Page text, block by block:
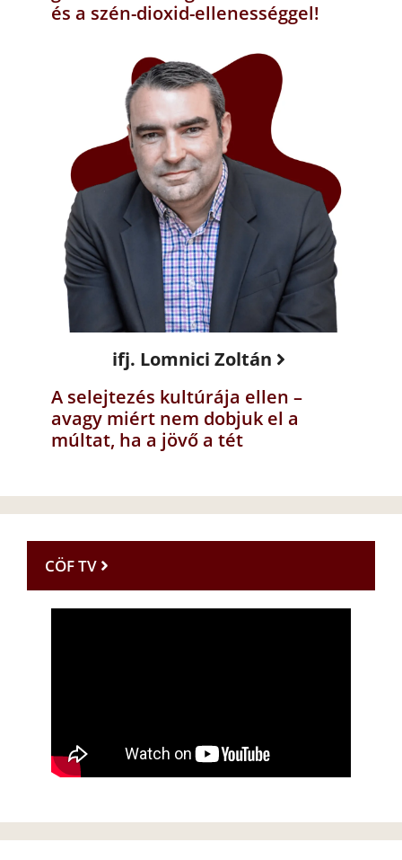
és a szén-dioxid-ellenességgel!
ifj. Lomnici Zoltán
A selejtezés kultúrája ellen –
avagy miért nem dobjuk el a
múltat, ha a jövő a tét
CÖF TV